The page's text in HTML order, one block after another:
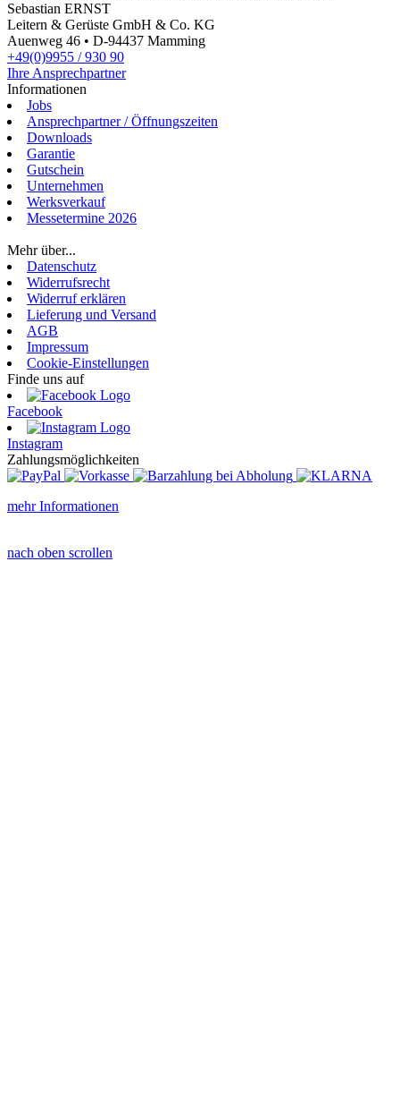
Sebastian ERNST
Leitern & Gerüste GmbH & Co. KG
Auenweg 46 • D-94437 Mamming
+49(0)9955 / 930 90
Ihre Ansprechpartner
Informationen
Jobs
Ansprechpartner / Öffnungszeiten
Downloads
Garantie
Gutschein
Unternehmen
Werksverkauf
Messetermine 2026
Mehr über...
Datenschutz
Widerrufsrecht
Widerruf erklären
Lieferung und Versand
AGB
Impressum
Cookie-Einstellungen
Finde uns auf
Facebook
Instagram
Zahlungsmöglichkeiten
mehr Informationen
nach oben scrollen